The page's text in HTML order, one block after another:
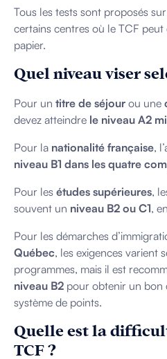
Tous les tests sont proposés sur
certains centres où le TCF
papier.
Quel niveau viser
Pour un titre de séjour ou une
devez atteindre le niveau A2
Pour la nationalité française,
niveau B1 dans les quatre
Pour les études supérieures,
souvent un niveau B2 ou C1,
Pour les démarches
Québec, les exigences varient
programmes, mais il est
niveau B2 pour obtenir un bon
système de points.
Quelle est la
TCF ?